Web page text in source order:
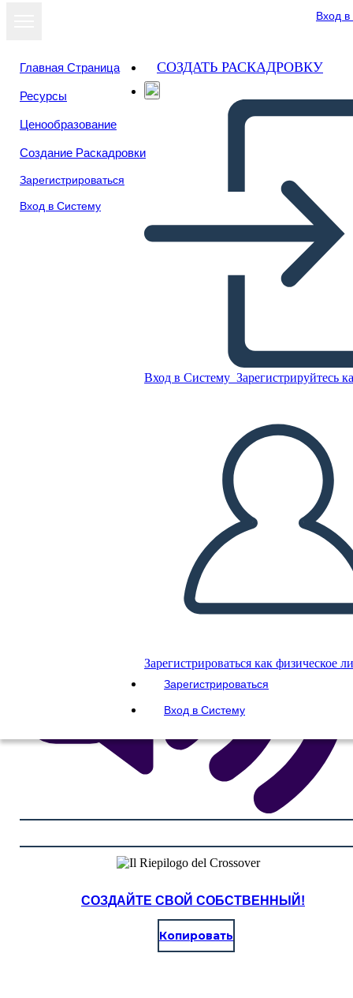
Вход
Главная Страница
Ресурсы
Ценообразование
Создание Раскадровки
Зарегистрироваться
Вход в Систему
СОЗДАТЬ РАСКАДРОВКУ
Вход в Систему Зарегистрируйтесь
Зарегистрироваться как физическое
Зарегистрироваться
Вход в Систему
Il Riepilogo del Crossover
СОЗДАТЬ РАСКАДРОВКУ
ВОСПРОИЗВЕСТИ СЛАЙД-ШОУ
ПОЧИТАЙ МНЕ
СОЗДАЙТЕ СВОЙ СОБСТВЕННЫЙ!
Копировать